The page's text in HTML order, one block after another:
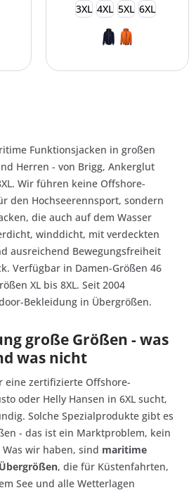
3XL 4XL 5XL 6XL
Funktionsjacken in großen
Herren - von Brigg, Ankerglut
Wir führen keine Offshore-
den Hochseerennsport, sondern
die auch auf dem Wasser
winddicht, mit verdeckten
ausreichend Bewegungsfreiheit
Verfügbar in Damen-Größen 46
XL bis 8XL. Seit 2004
Bekleidung in Übergrößen.
große Größen - was
was nicht
eine zertifizierte Offshore-
oder Helly Hansen in 6XL sucht,
Solche Spezialprodukte gibt es
- das ist ein Marktproblem, kein
Was wir haben, sind maritime
, die für Küstenfahrten,
See und alle Wetterlagen